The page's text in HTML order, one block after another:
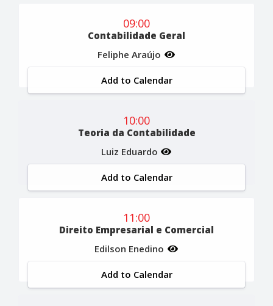
09:00
Contabilidade Geral
Feliphe Araújo
Add to Calendar
10:00
Teoria da Contabilidade
Luiz Eduardo
Add to Calendar
11:00
Direito Empresarial e Comercial
Edilson Enedino
Add to Calendar